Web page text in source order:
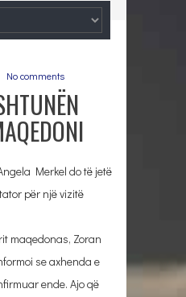
No comments
Merkel do të jetë
për një vizitë
maqedonas, Zoran
se axhenda e
ende. Ajo që